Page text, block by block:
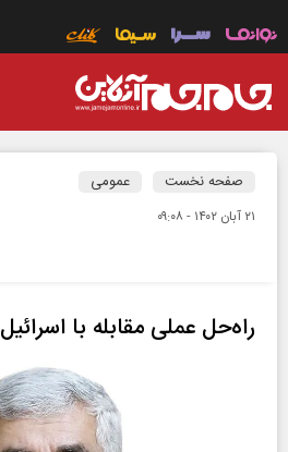
صفحه نخست عمومی
۲۱ آبان ۱۴۰۲ - ۰۹:۰۸
راه‌حل عملی مقابله با اسرائیل